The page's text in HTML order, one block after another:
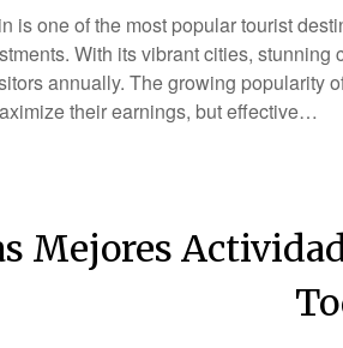
is one of the most popular tourist
With its vibrant cities,
annually. The growing popularity
their earnings, but effective…
Mejores